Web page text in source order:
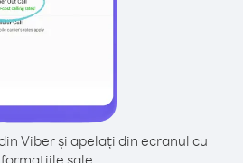
Viber și apelați din ecranul cu
sale